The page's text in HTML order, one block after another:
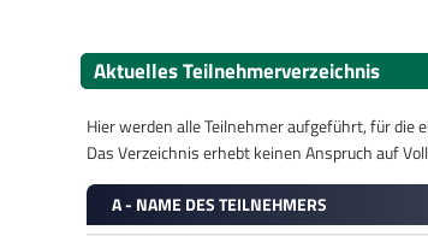
Aktuelles Teilnehmerverzeichnis
Hier werden alle Teilnehmer aufgeführt, für die
Das Verzeichnis erhebt keinen Anspruch auf
A - NAME DES TEILNEHMERS